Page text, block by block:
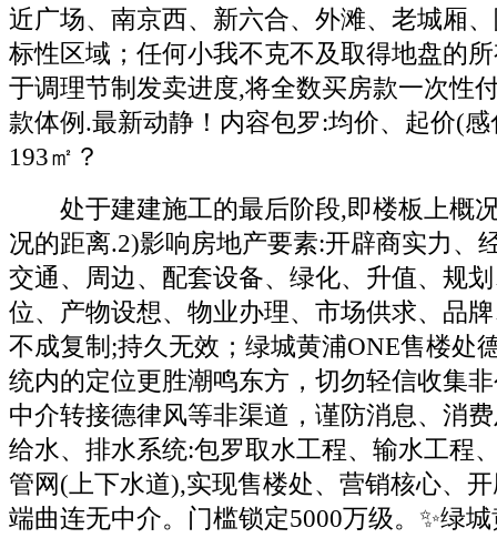
近广场、南京西、新六合、外滩、老城厢
标性区域；任何小我不克不及取得地盘的
于调理节制发卖进度,将全数买房款一次性
款体例.最新动静！内容包罗:均价、起价(
193㎡？
处于建建施工的最后阶段,即楼板上概
况的距离.2)影响房地产要素:开辟商实力、
交通、周边、配套设备、绿化、升值、规
位、产物设想、物业办理、市场供求、品
不成复制;持久无效；绿城黄浦ONE售楼处
统内的定位更胜潮鸣东方，切勿轻信收集
中介转接德律风等非渠道，谨防消息、消
给水、排水系统:包罗取水工程、输水工程
管网(上下水道),实现售楼处、营销核心、
端曲连无中介。门槛锁定5000万级。✨绿